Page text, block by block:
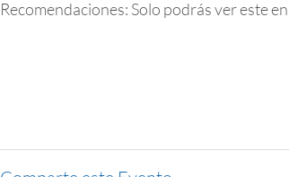
Recomendaciones: Solo podrás ver este